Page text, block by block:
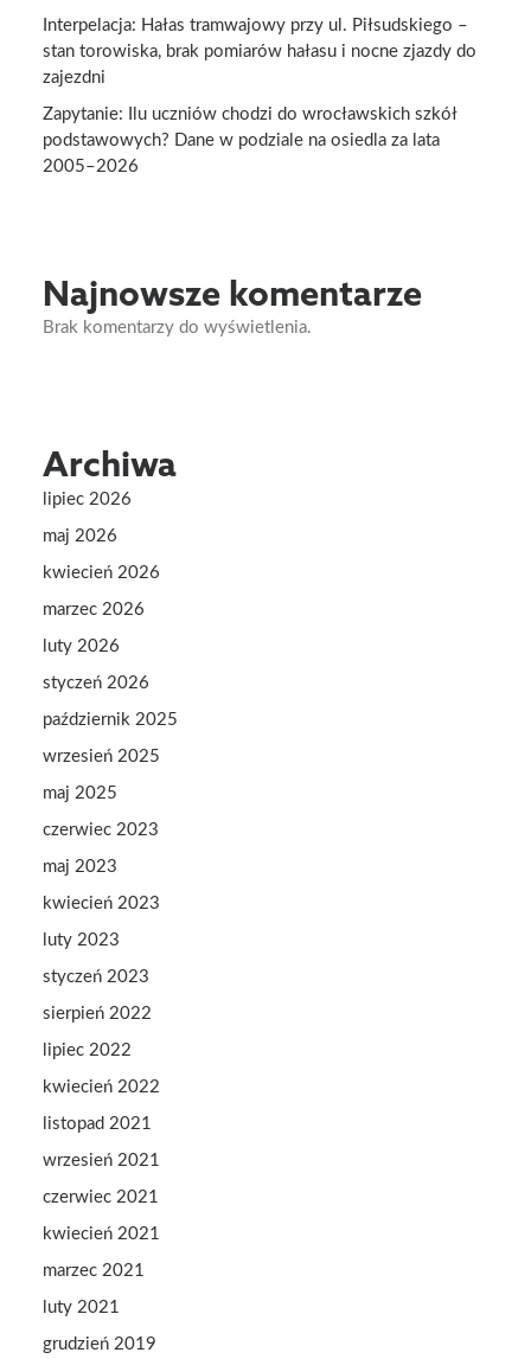
Interpelacja: Hałas tramwajowy przy ul. Piłsudskiego –
stan torowiska, brak pomiarów hałasu i nocne zjazdy do
zajezdni
Zapytanie: Ilu uczniów chodzi do wrocławskich szkół
podstawowych? Dane w podziale na osiedla za lata
2005–2026
Najnowsze komentarze
Brak komentarzy do wyświetlenia.
Archiwa
lipiec 2026
maj 2026
kwiecień 2026
marzec 2026
luty 2026
styczeń 2026
październik 2025
wrzesień 2025
maj 2025
czerwiec 2023
maj 2023
kwiecień 2023
luty 2023
styczeń 2023
sierpień 2022
lipiec 2022
kwiecień 2022
listopad 2021
wrzesień 2021
czerwiec 2021
kwiecień 2021
marzec 2021
luty 2021
grudzień 2019